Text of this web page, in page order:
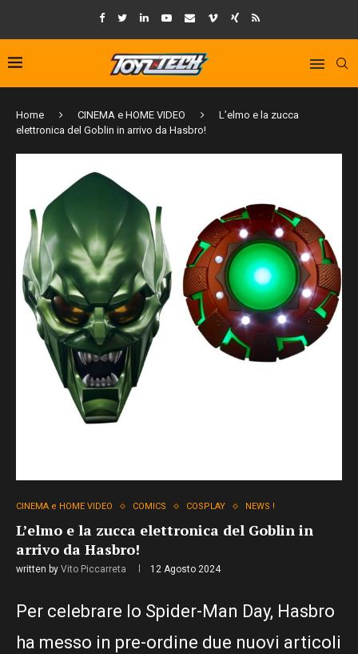
Home CINEMA e HOME VIDEO
L’elmo e la zucca
elettronica del Goblin in arrivo da Hasbro!
CINEMA e HOME VIDEO COMICS COSPLAY NEWS !
L’elmo e la zucca elettronica del Goblin in
arrivo da Hasbro!
written by Vito Piccarreta 12 Agosto 2024
Per celebrare lo Spider-Man Day, Hasbro
ha messo in pre-ordine due nuovi articoli